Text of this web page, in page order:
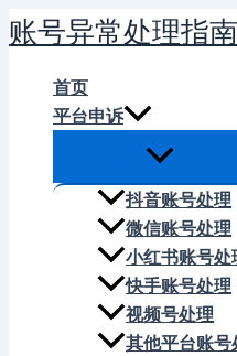
跳
至
账号异常处理指南
首页
平台申诉
抖音账号处理
微信账号处理
小红书账号处
快手账号处理
视频号处理
其他平台账号